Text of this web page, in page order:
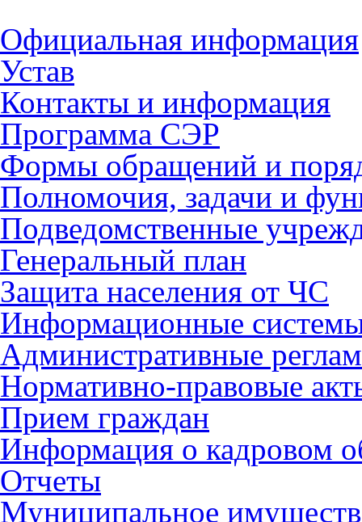
Официальная информация
Устав
Контакты и информация
Программа СЭР
Формы обращений и
Полномочия, задачи и
Подведомственные
Генеральный план
Защита населения от ЧС
Информационные
Административные
Нормативно-правовые
Прием граждан
Информация о кадровом
Отчеты
Муниципальное